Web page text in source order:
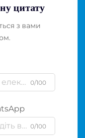
цитату
з вами
0/100
0/100